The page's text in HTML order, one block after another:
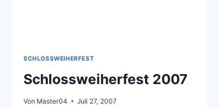
SCHLOSSWEIHERFEST
Schlossweiherfest 2007
Von Master04 Juli 27, 2007